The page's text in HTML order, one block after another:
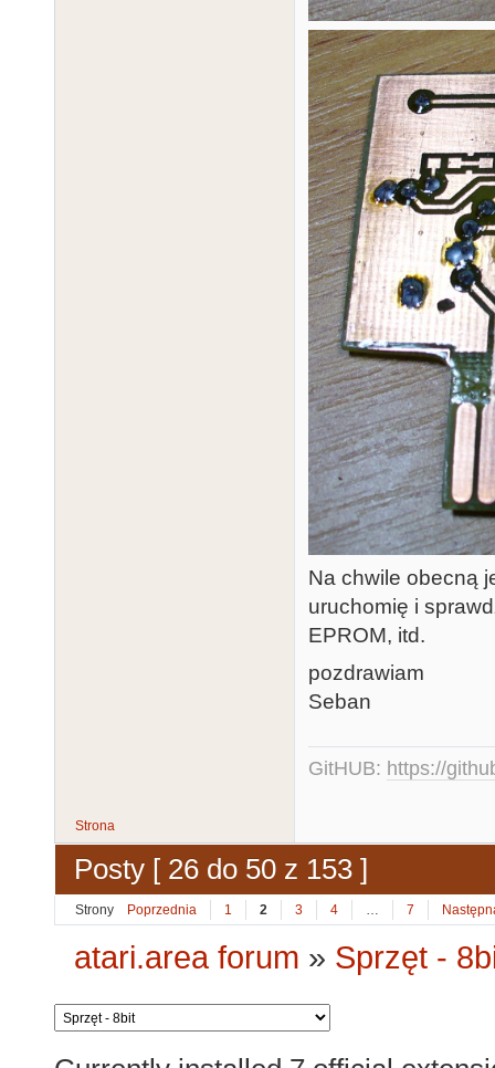
Na chwile obecną
uruchomię i
EPROM, itd.
pozdrawiam
Seban
GitHUB: https://
Strona
Posty [ 26 do 50 z 153 ]
Strony Poprzednia 1 2 3 4 7
atari.area forum » Sprzęt -